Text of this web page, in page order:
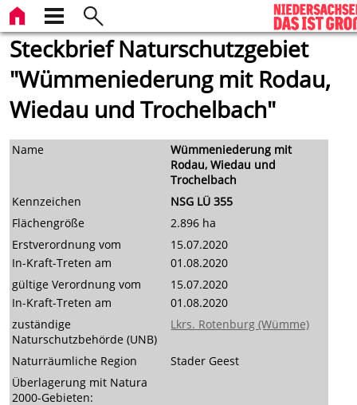
Steckbrief Naturschutzgebiet
"Wümmeniederung mit Rodau,
Wiedau und Trochelbach"
Name
Wümmeniederung mit
Rodau, Wiedau und
Trochelbach
Kennzeichen
NSG LÜ 355
Flächengröße
2.896 ha
Erstverordnung vom
15.07.2020
In-Kraft-Treten am
01.08.2020
gültige Verordnung vom
15.07.2020
In-Kraft-Treten am
01.08.2020
zuständige
Naturschutzbehörde (UNB)
Lkrs. Rotenburg (Wümme)
Naturräumliche Region
Stader Geest
Überlagerung mit Natura
2000-Gebieten: